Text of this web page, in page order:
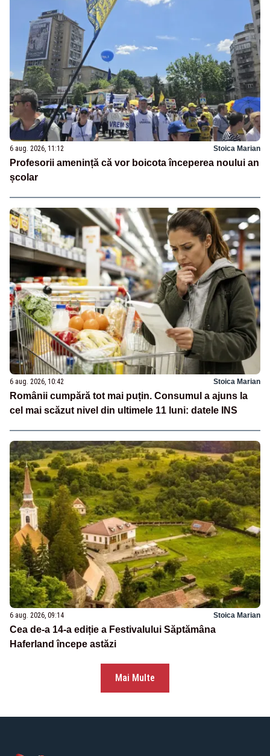
6 aug. 2026, 11:12 Stoica Marian
Profesorii amenință că vor boicota începerea noului an
școlar
6 aug. 2026, 10:42 Stoica Marian
Românii cumpără tot mai puțin. Consumul a ajuns la
cel mai scăzut nivel din ultimele 11 luni: datele INS
6 aug. 2026, 09:14 Stoica Marian
Cea de-a 14-a ediție a Festivalului Săptămâna
Haferland începe astăzi
Mai Multe